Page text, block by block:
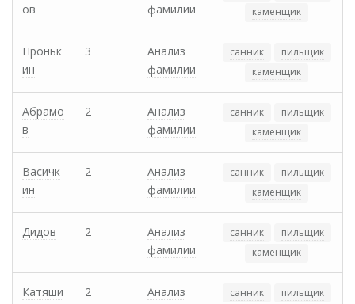
ов
фамилии
каменщик
Проньк
ин
3
Анализ
фамилии
санник
пильщик
каменщик
Абрамо
в
2
Анализ
фамилии
санник
пильщик
каменщик
Васичк
ин
2
Анализ
фамилии
санник
пильщик
каменщик
Дидов 2
Анализ
фамилии
санник
пильщик
каменщик
Катяши
2
Анализ
санник
пильщик